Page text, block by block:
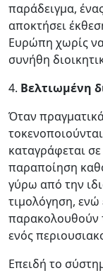
παράδειγμα,
αποκτήσει
Ευρώπη χωρίς να
συνήθη
4. Βελτιωμένη
Όταν
καταγράφεται
παραποίηση
γύρω από την
τιμολόγηση, ενώ
παρακολουθούν
ενός
Επειδή το